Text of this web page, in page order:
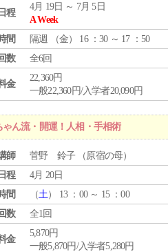
日程
4月 19日 ～ 7月 5日
A Week
間
隔週 （金） 16 ：30 ～ 17 ：50
数
全6回
金
22,360円
一般22,360円/入学者20,090円
ん流・開運！人相・手相術
師
菅野 鈴子 （原宿の母）
日程
4月 20日
間
（土） 13 ：00 ～ 15 ：00
数
全1回
金
5,870円
一般5,870円/入学者5,280円